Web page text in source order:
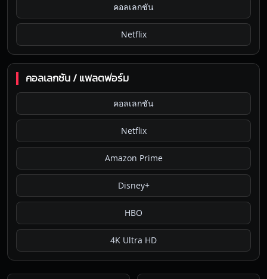
คอลเลกชัน
Netflix
คอลเลกชัน / แพลตฟอร์ม
คอลเลกชัน
Netflix
Amazon Prime
Disney+
HBO
4K Ultra HD